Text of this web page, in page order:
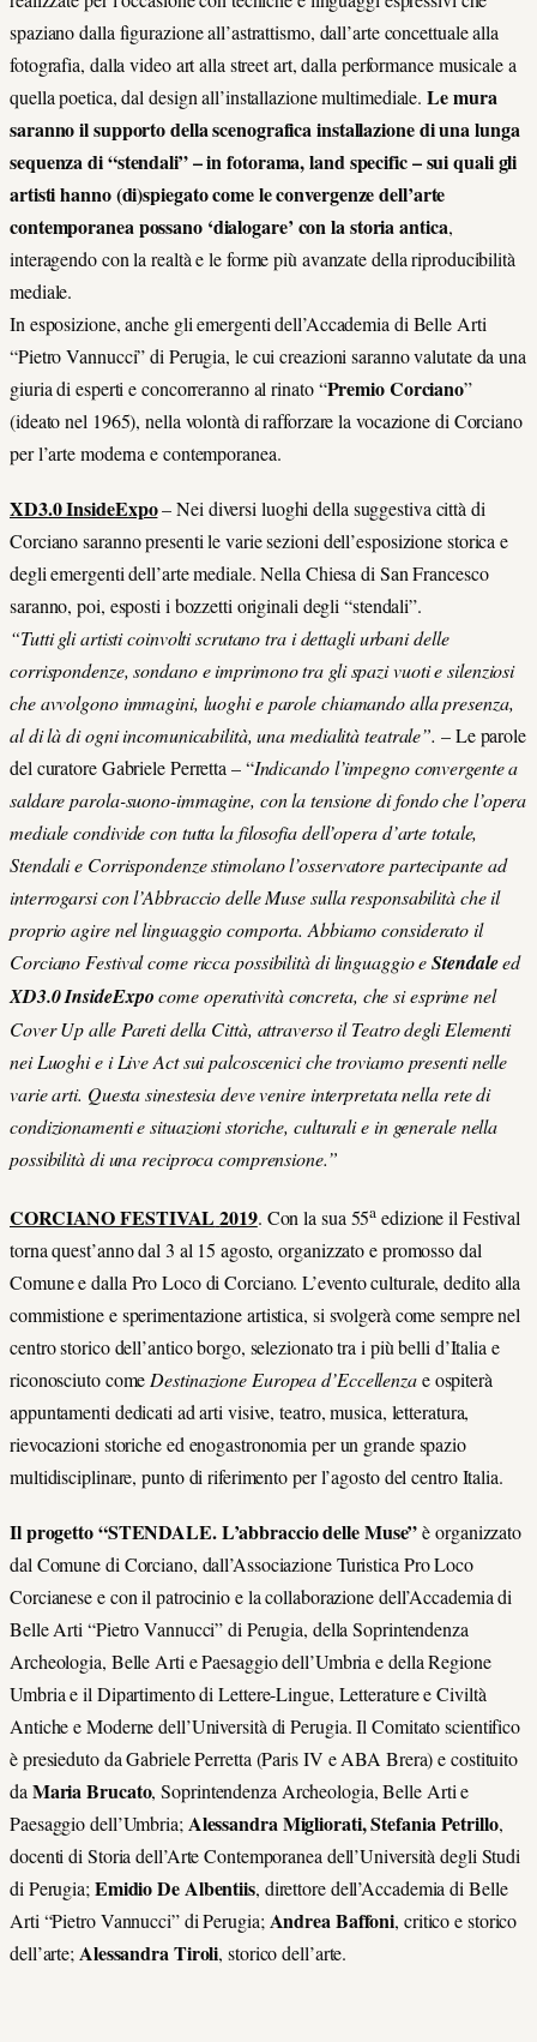
spaziano dalla figurazione all’astrattismo, dall’arte concettuale alla
fotografia, dalla video art alla street art, dalla performance musicale a
quella poetica, dal design all’installazione multimediale.Le mura
saranno il supporto della scenografica installazione di una lunga
sequenza di “stendali” – in fotorama, land specific – sui quali gli
artisti hanno (di)spiegato come le convergenze dell’arte
contemporanea possano ‘dialogare’ con la storia antica,
interagendo con la realtà e le forme più avanzate della riproducibilità
mediale.
In esposizione, anche gli emergenti dell’Accademia di Belle Arti
“Pietro Vannucci” di Perugia, le cui creazioni saranno valutate da una
giuria di esperti e concorreranno al rinato “Premio Corciano”
(ideato nel 1965), nella volontà di rafforzare la vocazione di Corciano
per l’arte moderna e contemporanea.
XD3.0 InsideExpo– Nei diversi luoghi della suggestiva città di
Corciano saranno presenti le varie sezioni dell’esposizione storica e
degli emergenti dell’arte mediale. Nella Chiesa di San Francesco
saranno, poi, esposti i bozzetti originali degli “stendali”.
“Tutti gli artisti coinvolti scrutano tra i dettagli urbani delle
corrispondenze, sondano e imprimono tra gli spazi vuoti e silenziosi
che avvolgono immagini, luoghi e parole chiamando alla presenza,
al di là di ogni incomunicabilità, una medialità teatrale”. – Le parole
del curatore Gabriele Perretta – “Indicando l’impegno convergente a
saldare parola-suono-immagine, con la tensione di fondo che l’opera
mediale condivide con tutta la filosofia dell’opera d’arte totale,
Stendali e Corrispondenze stimolano l’osservatore partecipante ad
interrogarsi con l’Abbraccio delle Muse sulla responsabilità che il
proprio agire nel linguaggio comporta. Abbiamo considerato il
Corciano Festival come ricca possibilità di linguaggio eStendaleed
XD3.0 InsideExpocome operatività concreta, che si esprime nel
Cover Up alle Pareti della Città, attraverso il Teatro degli Elementi
nei Luoghi e i Live Act sui palcoscenici che troviamo presenti nelle
varie arti. Questa sinestesia deve venire interpretata nella rete di
condizionamenti e situazioni storiche, culturali e in generale nella
possibilità di una reciproca comprensione.”
CORCIANO FESTIVAL2019. Con la sua 55a edizione il Festival
torna quest’anno dal 3 al 15 agosto, organizzato e promosso dal
Comune e dalla Pro Loco di Corciano. L’evento culturale, dedito alla
commistione e sperimentazione artistica, si svolgerà come sempre nel
centro storico dell’antico borgo, selezionato tra i più belli d’Italia e
riconosciuto come Destinazione Europea d’Eccellenzae ospiterà
appuntamenti dedicati ad arti visive, teatro, musica, letteratura,
rievocazioni storiche ed enogastronomia per un grande spazio
multidisciplinare, punto di riferimento per l’agosto del centro Italia.
Il progetto “STENDALE. L’abbraccio delle Muse”è organizzato
dal Comune di Corciano, dall’Associazione Turistica Pro Loco
Corcianese e con il patrocinio e la collaborazione dell’Accademia di
Belle Arti “Pietro Vannucci” di Perugia, della Soprintendenza
Archeologia, Belle Arti e Paesaggio dell’Umbria e della Regione
Umbria e il Dipartimento di Lettere-Lingue, Letterature e Civiltà
Antiche e Moderne dell’Università di Perugia. Il Comitato scientifico
è presieduto da Gabriele Perretta (Paris IV e ABA Brera) e costituito
da Maria Brucato, Soprintendenza Archeologia, Belle Arti e
Paesaggio dell’Umbria; Alessandra Migliorati, Stefania Petrillo,
docenti di Storia dell’Arte Contemporanea dell’Università degli Studi
di Perugia; Emidio De Albentiis, direttore dell’Accademia di Belle
Arti “Pietro Vannucci” di Perugia; Andrea Baffoni, critico e storico
dell’arte; Alessandra Tiroli, storico dell’arte.